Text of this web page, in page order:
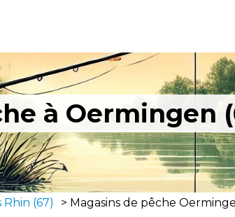
à Oermingen
Rhin (67) > Magasins de pêche